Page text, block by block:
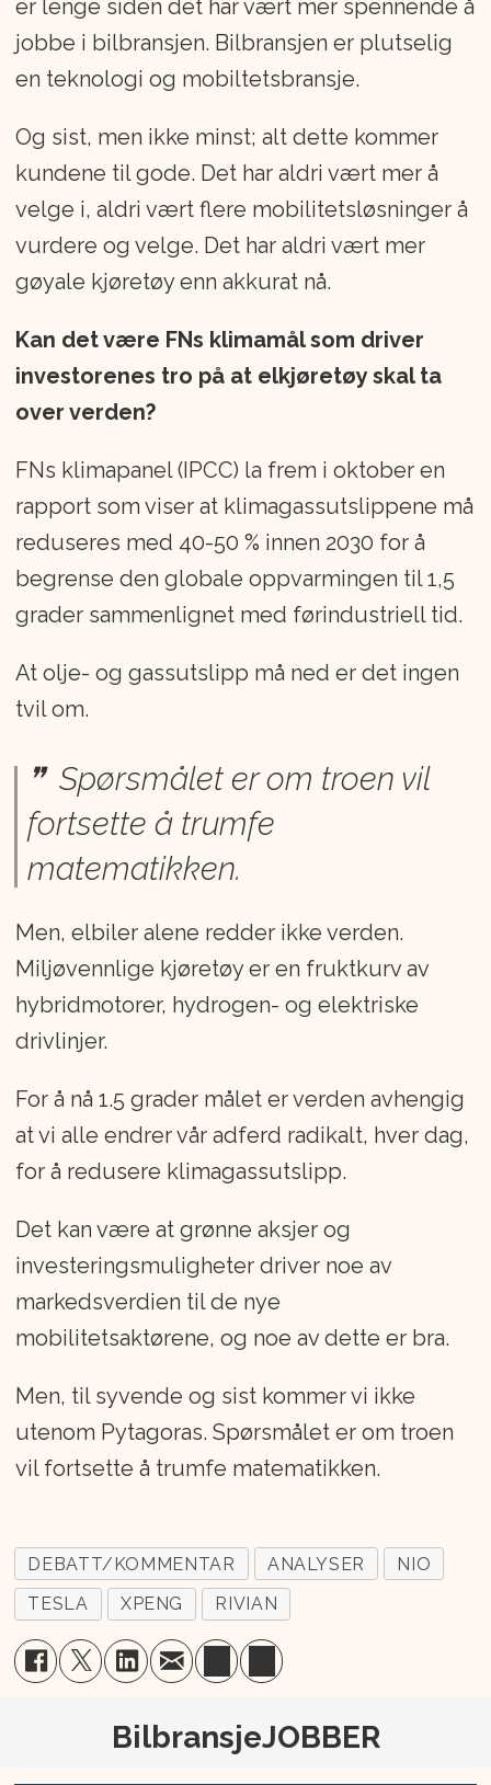
er lenge siden det har vært mer spennende å
jobbe i bilbransjen. Bilbransjen er plutselig
en teknologi og mobiltetsbransje.
Og sist, men ikke minst; alt dette kommer
kundene til gode. Det har aldri vært mer å
velge i, aldri vært flere mobilitetsløsninger å
vurdere og velge. Det har aldri vært mer
gøyale kjøretøy enn akkurat nå.
Kan det være FNs klimamål som driver
investorenes tro på at elkjøretøy skal ta
over verden?
FNs klimapanel (IPCC) la frem i oktober en
rapport som viser at klimagassutslippene må
reduseres med 40-50 % innen 2030 for å
begrense den globale oppvarmingen til 1,5
grader sammenlignet med førindustriell tid.
At olje- og gassutslipp må ned er det ingen
tvil om.
Spørsmålet er om troen vil
fortsette å trumfe
matematikken.
Men, elbiler alene redder ikke verden.
Miljøvennlige kjøretøy er en fruktkurv av
hybridmotorer, hydrogen- og elektriske
drivlinjer.
For å nå 1.5 grader målet er verden avhengig
at vi alle endrer vår adferd radikalt, hver dag,
for å redusere klimagassutslipp.
Det kan være at grønne aksjer og
investeringsmuligheter driver noe av
markedsverdien til de nye
mobilitetsaktørene, og noe av dette er bra.
Men, til syvende og sist kommer vi ikke
utenom Pytagoras. Spørsmålet er om troen
vil fortsette å trumfe matematikken.
DEBATT/KOMMENTAR ANALYSER
NIO
TESLA
XPENG RIVIAN
BilbransjeJOBBER